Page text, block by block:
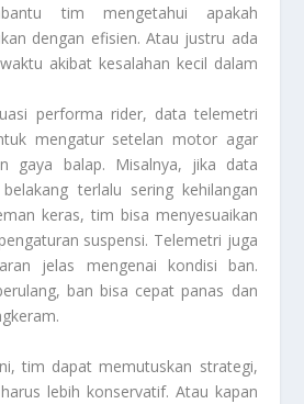
tim mengetahui apakah
dengan efisien. Atau justru ada
akibat kesalahan kecil dalam
performa rider, data telemetri
mengatur setelan motor agar
gaya balap. Misalnya, jika data
terlalu sering kehilangan
keras, tim bisa menyesuaikan
suspensi. Telemetri juga
jelas mengenai kondisi ban.
ban bisa cepat panas dan
tim dapat memutuskan strategi,
lebih konservatif. Atau kapan